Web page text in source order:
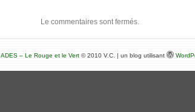
Le commentaires sont fermés.
ADES – Le Rouge et le Vert © 2010 V.C. | un blog utilisant